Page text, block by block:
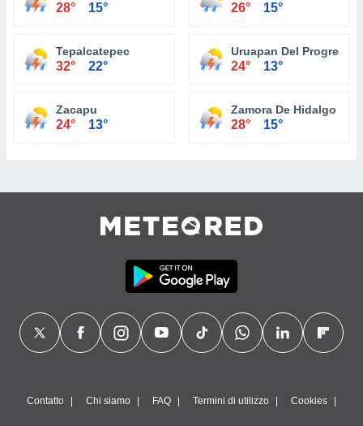
28° 15° 26° 15°
Tepalcatepec
32° 22°
Uruapan Del Progreso
24° 13°
Zacapu
24° 13°
Zamora De Hidalgo
28° 15°
Contatto Chi siamo FAQ Termini di utilizzo Cookies